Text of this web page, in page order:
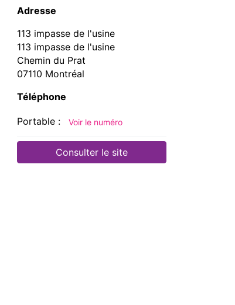
Adresse
113 impasse de l'usine
113 impasse de l'usine
Chemin du Prat
07110 Montréal
Téléphone
Portable : Voir le numéro
Consulter le site